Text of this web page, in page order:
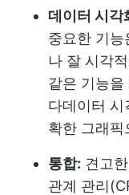
데이터 시각
중요한 기
나 잘 시각
같은 기능을
다데이터 시
확한 그래
통합: 견고
관계 관리